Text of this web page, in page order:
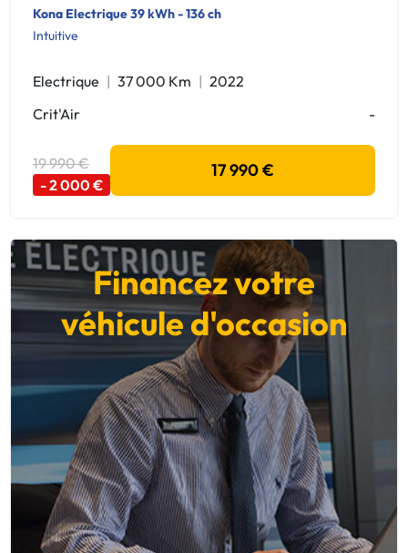
Kona Electrique 39 kWh - 136 ch
Intuitive
Electrique 37 000 Km
2022
Crit'Air
-
19 990 €
- 2 000 €
17 990 €
Financez votre
véhicule d'occasion